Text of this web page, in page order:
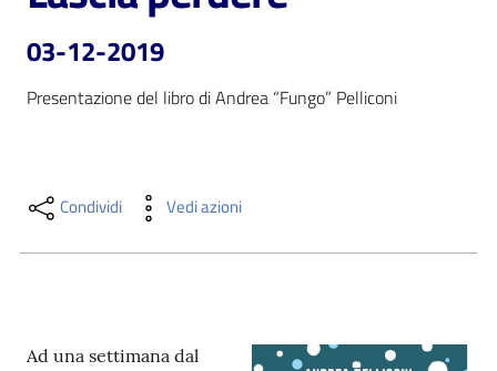
Cosa
puoi
fare
contenuti
03-12-2019
Presentazione del libro di Andrea “Fungo” Pelliconi
Condividi Vedi azioni
Ad una settimana dal